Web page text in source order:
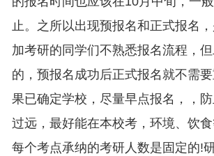
止。之所以出现预报名和正式报名
加考研的同学们不熟悉报名流程，
的，预报名成功后正式报名就不需
果已确定学校，尽量早点报名，，
过远，最好能在本校考，环境、饮
每个考点承纳的考研人数是固定的!